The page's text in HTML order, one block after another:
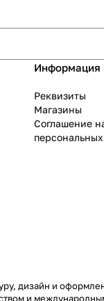
Информация
Реквизиты
Магазины
Соглашение
дизайн и
и